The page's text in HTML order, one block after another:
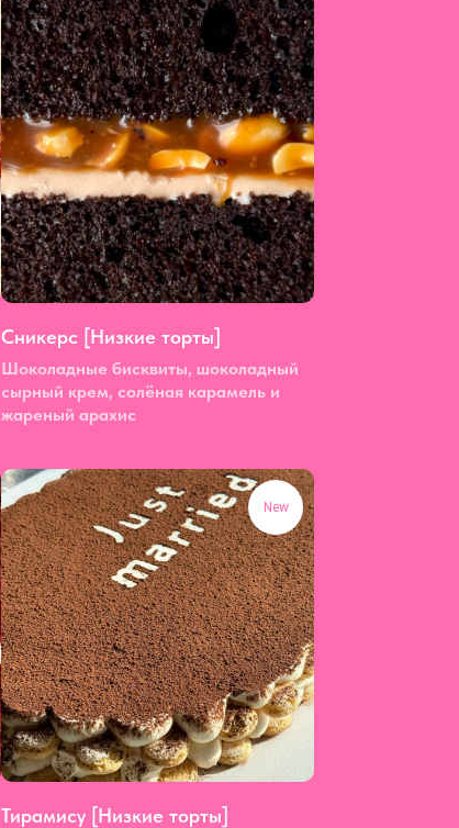
Сникерс [Низкие торты]
Шоколадные бисквиты, шоколадный
сырный крем, солёная карамель и
жареный арахис
New
Тирамису [Низкие торты]